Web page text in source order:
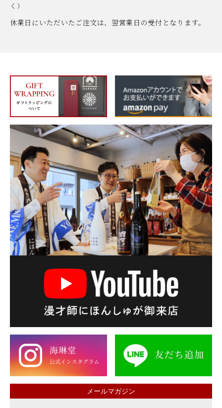
く）
休業日にいただいたご注文は、翌営業日の受付となります。
メールマガジン